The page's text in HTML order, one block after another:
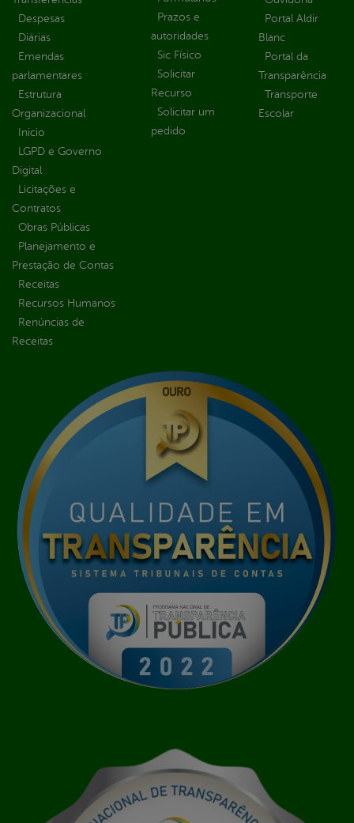
Despesas
Diárias
Emendas
parlamentares
Estrutura
Organizacional
Inicio
LGPD e Governo
Digital
Licitações e
Contratos
Obras Públicas
Planejamento e
Prestação de Contas
Receitas
Recursos Humanos
Renúncias de
Receitas
Prazos e
autoridades
Sic Físico
Solicitar
Recurso
Solicitar um
pedido
Portal Aldir
Blanc
Portal da
Transparência
Transporte
Escolar